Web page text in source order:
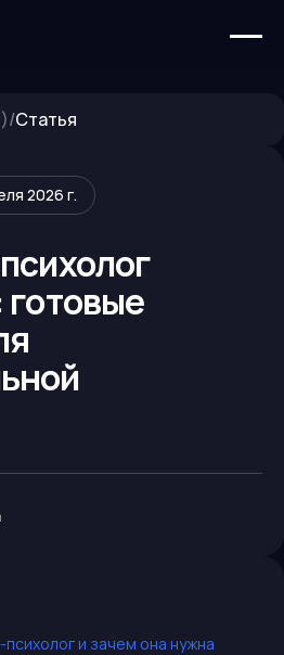
/Статья
2026 г.
и зачем она нужна